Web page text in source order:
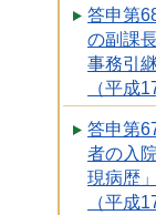
答申第
の副課
事務引
（平成
答申第
者の入
現病歴
（平成